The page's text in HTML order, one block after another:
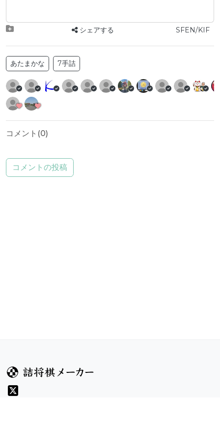
シェアする SFEN/KIF
あたまかな 7手詰
コメント(0)
コメントの投稿